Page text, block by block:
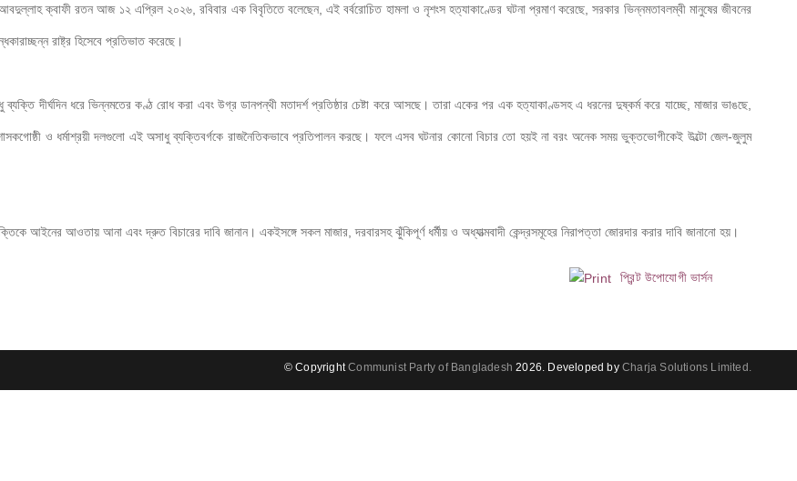
আবদুল্লাহ ক্বাফী রতন আজ ১২ এপ্রিল ২০২৬, রবিবার এক বিবৃতিতে বলেছেন, এই বর্বরোচিত হামলা ও নৃশংস হত্যাকাণ্ডের ঘটনা প্রমাণ করেছে, সরকার ভিন্নমতাবলম্বী মানুষের জীবনের
রাষ্ট্র হিসেবে প্রতিভাত করেছে।
দীর্ঘদিন ধরে ভিন্নমতের কণ্ঠ রোধ করা এবং উগ্র ডানপন্থী মতাদর্শ প্রতিষ্ঠার চেষ্টা করে আসছে। তারা একের পর এক হত্যাকাণ্ডসহ এ ধরনের দুষ্কর্ম করে যাচ্ছে, মাজার ভাঙছে,
ও ধর্মাশ্রয়ী দলগুলো এই অসাধু ব্যক্তিবর্গকে রাজনৈতিকভাবে প্রতিপালন করছে। ফলে এসব ঘটনার কোনো বিচার তো হয়ই না বরং অনেক সময় ভুক্তভোগীকেই উল্টো জেল-জুলুম
আইনের আওতায় আনা এবং দ্রুত বিচারের দাবি জানান। একইসঙ্গে সকল মাজার, দরবারসহ ঝুঁকিপূর্ণ ধর্মীয় ও অধ্যাত্মবাদী কেন্দ্রসমূহের নিরাপত্তা জোরদার করার দাবি জানানো হয়।
প্রিন্ট উপোযোগী ভার্সন
© CopyrightCommunist Party of Bangladesh 2026. Developed by Charja Solutions Limited.